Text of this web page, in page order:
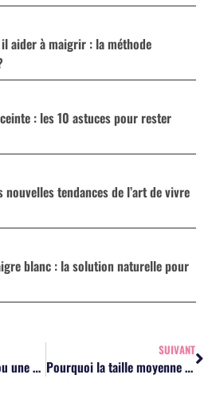
aider à maigrir : la méthode
: les 10 astuces pour rester
nouvelles tendances de l’art de vivre
blanc : la solution naturelle pour
Est ce que Emmaus ou une autre association débarrasse les meubles des particuliers ? Est ce que c’est gratuit ?
SUIVANT
Pourquoi la taille moyenne des femmes françaises influence votre quotidien sans que vous le sachiez